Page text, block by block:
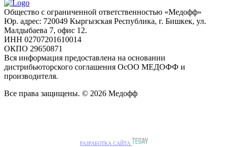
Общество с ограниченной ответственностью «Медофф»
Юр. адрес: 720049 Кыргызская Республика, г. Бишкек, ул.
Малдыбаева 7, офис 12.
ИНН 02707201610014
ОКПО 29650871
Вся информация предоставлена на основании
дистрибьюторского соглашения ОсОО МЕДОФФ и
производителя.
Все права защищены. © 2026 Медофф
РАЗРАБОТКА САЙТА